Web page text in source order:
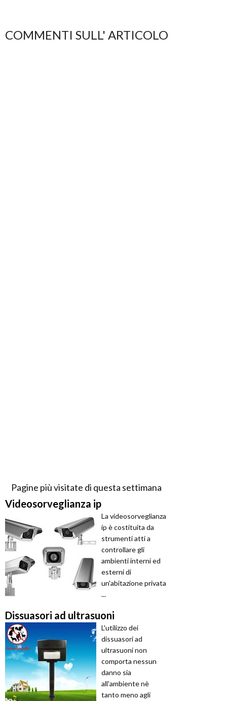
COMMENTI SULL' ARTICOLO
Pagine più visitate di questa settimana
Videosorveglianza ip
La videosorveglianza
ip è costituita da
strumenti atti a
controllare gli
ambienti interni ed
esterni di
un'abitazione privata
...
Dissuasori ad ultrasuoni
L'utilizzo dei
dissuasori ad
ultrasuoni non
comporta nessun
danno sia
all'ambiente nè
tanto meno agli